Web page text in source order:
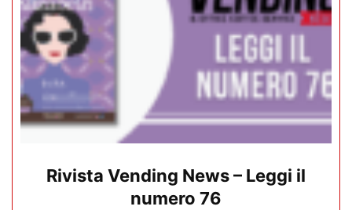
Rivista Vending News – Leggi il
numero 76